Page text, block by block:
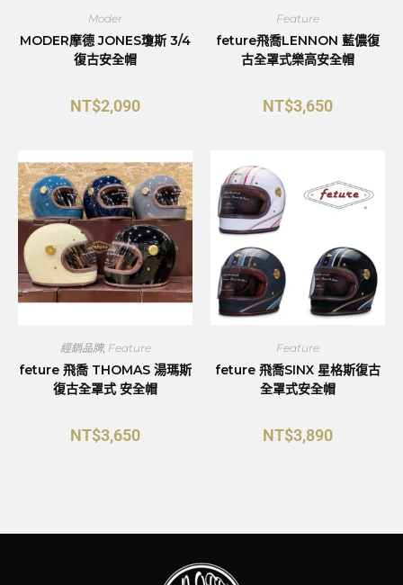
Moder
MODER摩德 JONES瓊斯 3/4
復古安全帽
NT$2,090
Feature
feture飛喬LENNON 藍儂復
古全罩式樂高安全帽
NT$3,650
經銷品牌, Feature
feture 飛喬 THOMAS 湯瑪斯
復古全罩式 安全帽
NT$3,650
Feature
feture 飛喬SINX 星格斯復古
全罩式安全帽
NT$3,890